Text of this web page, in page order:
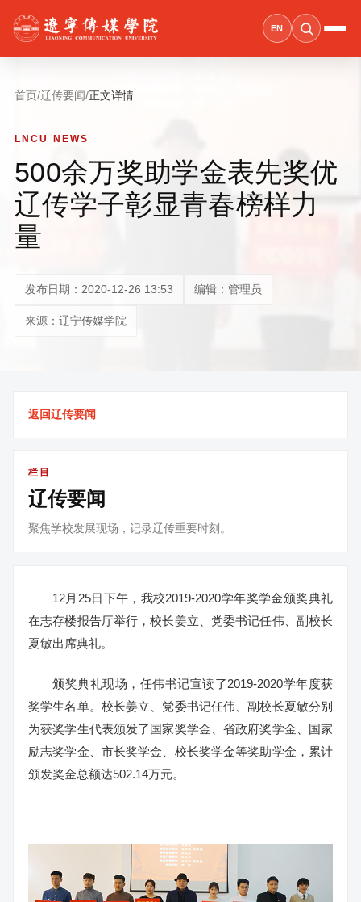
EN
首页/辽传要闻/正文详情
LNCU NEWS
500余万奖助学金表先奖优
辽传学子彰显青春榜样力
量
发布日期：2020-12-26 13:53 编辑：管理员
来源：辽宁传媒学院
返回辽传要闻
栏目
辽传要闻
聚焦学校发展现场，记录辽传重要时刻。
12月25日下午，我校2019-2020学年奖学金颁奖典礼
在志存楼报告厅举行，校长姜立、党委书记任伟、副校长
夏敏出席典礼。
颁奖典礼现场，任伟书记宣读了2019-2020学年度获
奖学生名单。校长姜立、党委书记任伟、副校长夏敏分别
为获奖学生代表颁发了国家奖学金、省政府奖学金、国家
励志奖学金、市长奖学金、校长奖学金等奖助学金，累计
颁发奖金总额达502.14万元。